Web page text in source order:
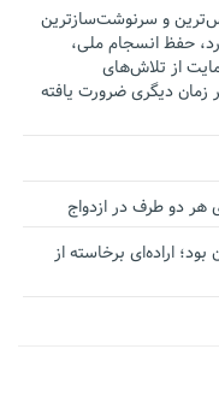
و سرنوشت‌سازترین
حفظ انسجام ملی،
از تلاش‌های
زمان دیگری ضرورت یافته
هر دو طرف در ازدواج
بود؛ اراده‌ای برخاسته از